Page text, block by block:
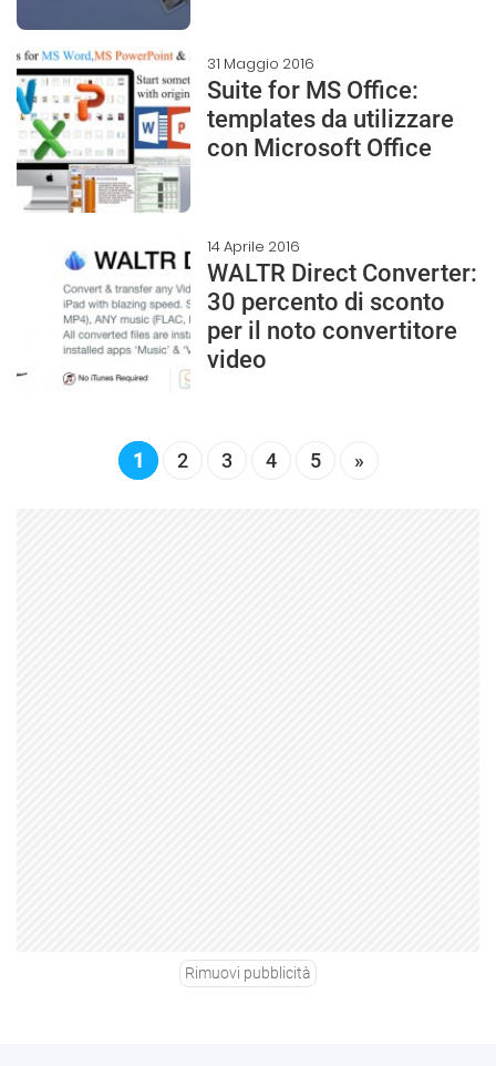
31 Maggio 2016
Suite for MS Office:
templates da utilizzare
con Microsoft Office
14 Aprile 2016
WALTR Direct Converter:
30 percento di sconto
per il noto convertitore
video
1 2 3 4 5 »
Rimuovi pubblicità